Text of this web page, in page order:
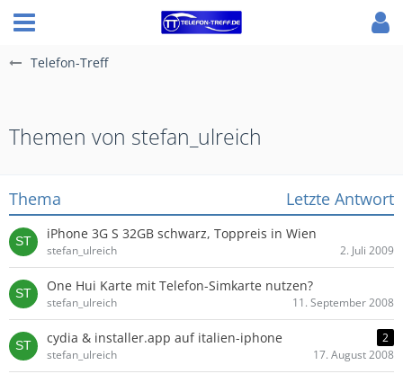
Telefon-Treff
Themen von stefan_ulreich
Thema Letzte Antwort
iPhone 3G S 32GB schwarz, Toppreis in Wien
stefan_ulreich 2. Juli 2009
One Hui Karte mit Telefon-Simkarte nutzen?
stefan_ulreich 11. September 2008
cydia & installer.app auf italien-iphone
2
stefan_ulreich
17. August 2008